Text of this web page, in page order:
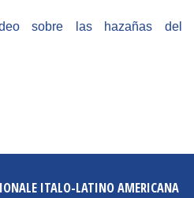
Grant
sobre las hazañas del
ITALO-LATINO AMERICANA